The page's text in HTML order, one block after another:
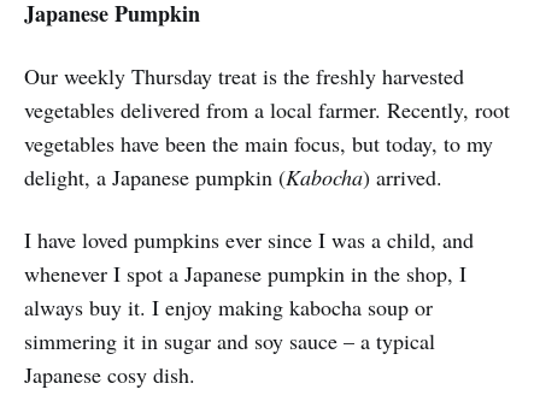
Japanese Pumpkin
Our weekly Thursday treat is the freshly harvested
vegetables delivered from a local farmer. Recently, root
vegetables have been the main focus, but today, to my
delight, a Japanese pumpkin (Kabocha) arrived.
I have loved pumpkins ever since I was a child, and
whenever I spot a Japanese pumpkin in the shop, I
always buy it. I enjoy making kabocha soup or
simmering it in sugar and soy sauce – a typical
Japanese cosy dish.